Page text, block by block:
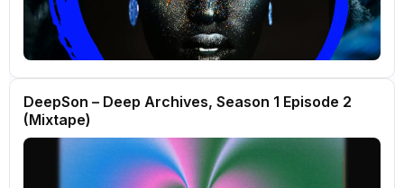
DeepSon – Deep Archives, Season 1 Episode 2
(Mixtape)